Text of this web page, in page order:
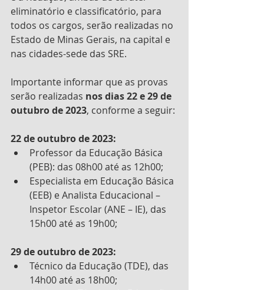
eliminatório e classificatório, para
todos os cargos, serão realizadas no
Estado de Minas Gerais, na capital e
nas cidades-sede das SRE.
Importante informar que as provas
serão realizadas nos dias 22 e 29 de
outubro de 2023, conforme a seguir:
22 de outubro de 2023:
Professor da Educação Básica
(PEB): das 08h00 até as 12h00;
Especialista em Educação Básica
(EEB) e Analista Educacional –
Inspetor Escolar (ANE – IE), das
15h00 até as 19h00;
29 de outubro de 2023:
Técnico da Educação (TDE), das
14h00 até as 18h00;